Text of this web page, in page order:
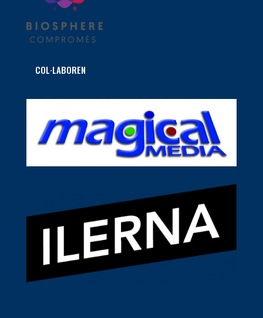
COL·LABOREN